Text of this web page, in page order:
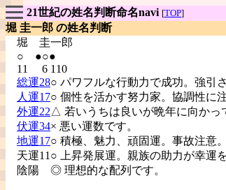
21世紀の姓名判断命名navi [TOP]
堀 圭一郎 の姓名判断
堀 圭一郎
○ ●○●
11 6 110
総運28○ パワフルな行動力で成功。強引
人運17○ 個性を活かす努力家。協調性に
外運22△ 若いうちは良いが晩年に向かっ
伏運34× 悪い運数です。
地運17○ 積極、魅力、頑固運。事故注意。
天運11○ 上昇発展運。親族の助力が幸運を
陰陽 ◎ 理想的な配列です。